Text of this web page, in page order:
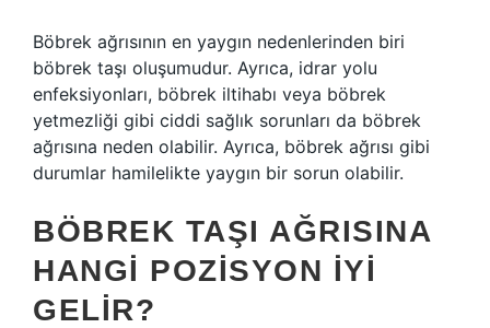
Böbrek ağrısının en yaygın nedenlerinden biri
böbrek taşı oluşumudur. Ayrıca, idrar yolu
enfeksiyonları, böbrek iltihabı veya böbrek
yetmezliği gibi ciddi sağlık sorunları da böbrek
ağrısına neden olabilir. Ayrıca, böbrek ağrısı gibi
durumlar hamilelikte yaygın bir sorun olabilir.
BÖBREK TAŞI AĞRISINA
HANGI POZISYON IYI
GELIR?